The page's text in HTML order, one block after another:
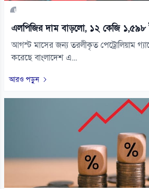
এলপিজির দাম বাড়লো, ১২ কেজি ১,৫৯৮
আগস্ট মাসের জন্য তরলীকৃত পেট্রোলিয়াম
করেছে বাংলাদেশ এ...
আরও পড়ুন